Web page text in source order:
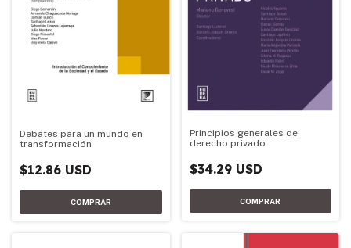
Debates para un mundo en
transformación
$12.86 USD
Principios generales de
derecho privado
$34.29 USD